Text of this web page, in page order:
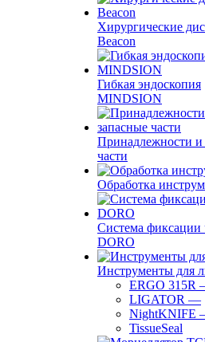
Хирургические
Beacon
Гибкая эндоскопия
MINDSION
Принадлежности и
части
Обработка
Система фиксации
DORO
Инструменты для
ERGO 315R
LIGATOR —
NightKNIFE
TissueSeal